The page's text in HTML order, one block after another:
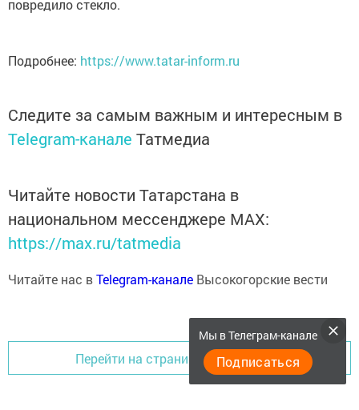
повредило стекло.
Подробнее: https://www.tatar-inform.ru
Следите за самым важным и интересным в
Telegram-канале Татмедиа
Читайте новости Татарстана в
национальном мессенджере MАХ:
https://max.ru/tatmedia
Читайте нас вTelegram-канале Высокогорские вести
Перейти на страницу новости
Мы в Телеграм-канале
Подписаться